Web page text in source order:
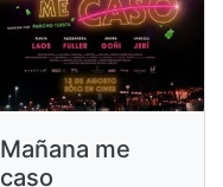
Mañana me
caso